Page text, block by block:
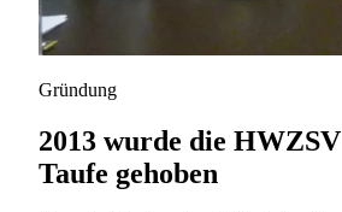
Gründung
2013 wurde die
Taufe gehoben